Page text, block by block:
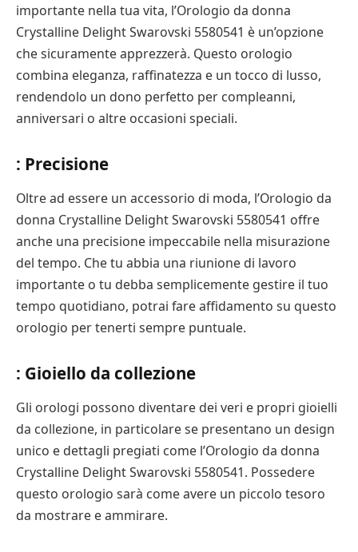
importante nella tua vita, l’Orologio da donna
Crystalline Delight Swarovski 5580541 è un’opzione
che sicuramente apprezzerà. Questo orologio
combina eleganza, raffinatezza e un tocco di lusso,
rendendolo un dono perfetto per compleanni,
anniversari o altre occasioni speciali.
: Precisione
Oltre ad essere un accessorio di moda, l’Orologio da
donna Crystalline Delight Swarovski 5580541 offre
anche una precisione impeccabile nella misurazione
del tempo. Che tu abbia una riunione di lavoro
importante o tu debba semplicemente gestire il tuo
tempo quotidiano, potrai fare affidamento su questo
orologio per tenerti sempre puntuale.
: Gioiello da collezione
Gli orologi possono diventare dei veri e propri gioielli
da collezione, in particolare se presentano un design
unico e dettagli pregiati come l’Orologio da donna
Crystalline Delight Swarovski 5580541. Possedere
questo orologio sarà come avere un piccolo tesoro
da mostrare e ammirare.